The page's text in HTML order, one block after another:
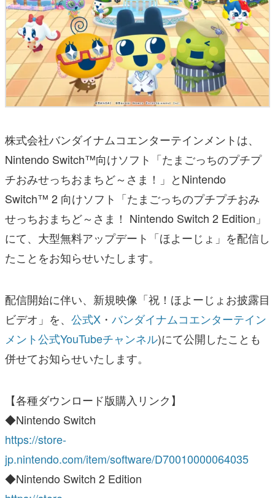
株式会社バンダイナムコエンターテインメントは、
Nintendo Switch™向けソフト「たまごっちのプチプ
チおみせっちおまちど～さま！」とNintendo
Switch™ 2 向けソフト「たまごっちのプチプチおみ
せっちおまちど～さま！ Nintendo Switch 2 Edition」
にて、大型無料アップデート「ほよーじょ」を配信し
たことをお知らせいたします。
配信開始に伴い、新規映像「祝！ほよーじょお披露目
ビデオ」を、 公式X ・ バンダイナムコエンターテイン
メント公式YouTubeチャンネル)にて公開したことも
併せてお知らせいたします。
【各種ダウンロード版購入リンク】
◆Nintendo Switch
https://store-
jp.nintendo.com/item/software/D70010000064035
◆Nintendo Switch 2 Edition